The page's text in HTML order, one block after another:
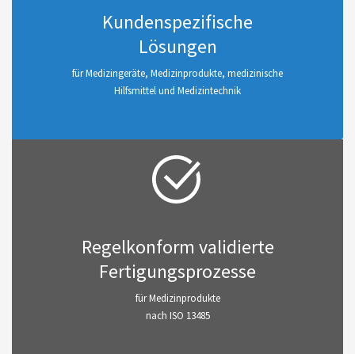
Kundenspezifische
Lösungen
für Medizingeräte, Medizinprodukte, medizinische
Hilfsmittel und Medizintechnik
Regelkonform validierte
Fertigungsprozesse
für Medizinprodukte
nach ISO 13485